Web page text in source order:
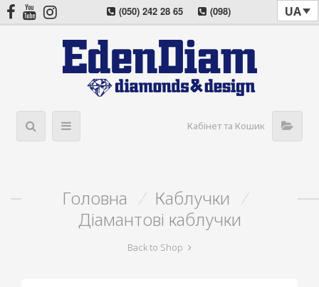
(050) 242 28 65
(098)
022 08 57
(044) 405 03 11
UA
Кабінет та Кошик
Головна / Каблучки /
Діамантові каблучки
Back to Shop